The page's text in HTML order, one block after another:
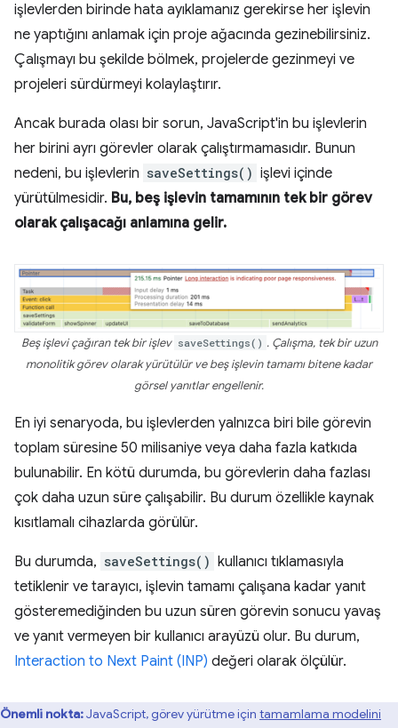
işlevlerden birinde hata ayıklamanız gerekirse her işlevin
ne yaptığını anlamak için proje ağacında gezinebilirsiniz.
Çalışmayı bu şekilde bölmek, projelerde gezinmeyi ve
projeleri sürdürmeyi kolaylaştırır.
Ancak burada olası bir sorun, JavaScript'in bu işlevlerin
her birini ayrı görevler olarak çalıştırmamasıdır. Bunun
nedeni, bu işlevlerin saveSettings() işlevi içinde
yürütülmesidir. Bu, beş işlevin tamamının tek bir görev
olarak çalışacağı anlamına gelir.
Beş işlevi çağıran tek bir işlev saveSettings() . Çalışma, tek bir uzun
monolitik görev olarak yürütülür ve beş işlevin tamamı bitene kadar
görsel yanıtlar engellenir.
En iyi senaryoda, bu işlevlerden yalnızca biri bile görevin
toplam süresine 50 milisaniye veya daha fazla katkıda
bulunabilir. En kötü durumda, bu görevlerin daha fazlası
çok daha uzun süre çalışabilir. Bu durum özellikle kaynak
kısıtlamalı cihazlarda görülür.
Bu durumda, saveSettings() kullanıcı tıklamasıyla
tetiklenir ve tarayıcı, işlevin tamamı çalışana kadar yanıt
gösteremediğinden bu uzun süren görevin sonucu yavaş
ve yanıt vermeyen bir kullanıcı arayüzü olur. Bu durum,
Interaction to Next Paint (INP) değeri olarak ölçülür.
Önemli nokta:JavaScript, görev yürütme için tamamlama modelini